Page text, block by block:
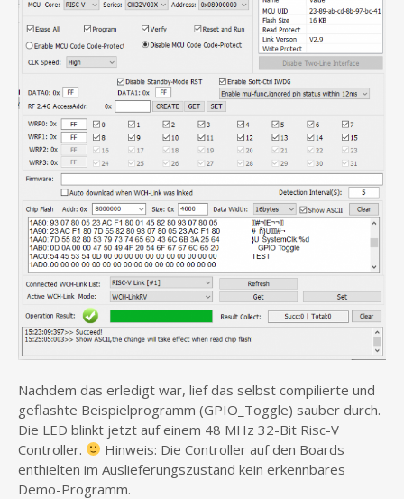
Nachdem das erledigt war, lief das selbst compilierte und
geflashte Beispielprogramm (GPIO_Toggle) sauber durch.
Die LED blinkt jetzt auf einem 48 MHz 32-Bit Risc-V
Controller.
Hinweis: Die Controller auf den Boards
enthielten im Auslieferungszustand kein erkennbares
Demo-Programm.